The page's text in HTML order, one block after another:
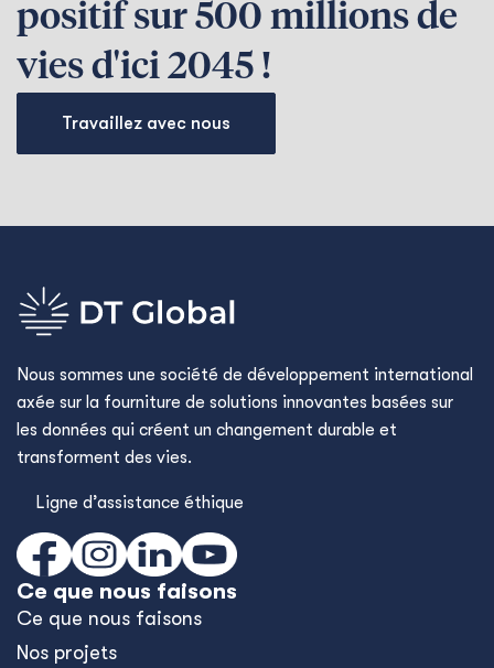
positif sur 500 millions de
vies d'ici 2045 !
Travaillez avec nous
Nous sommes une société de développement international
axée sur la fourniture de solutions innovantes basées sur
les données qui créent un changement durable et
transforment des vies.
Ligne d’assistance éthique
Ce que nous faisons
Ce que nous faisons
Nos projets